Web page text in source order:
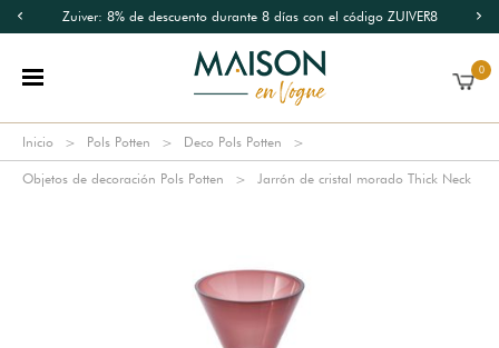
Zuiver: 8% de descuento durante 8 días con el código ZUIVER8
0
Inicio Pols Potten Deco Pols Potten
Objetos de decoración Pols Potten Jarrón de cristal morado Thick Neck